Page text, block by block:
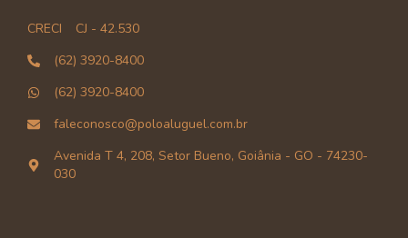
CRECI
CJ - 42.530
(62) 3920-8400
(62) 3920-8400
faleconosco@poloaluguel.com.br
Avenida T 4, 208, Setor Bueno, Goiânia - GO - 74230-
030